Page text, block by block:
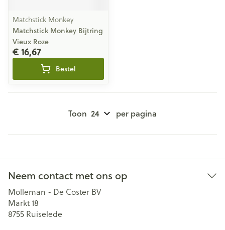
Matchstick Monkey
Matchstick Monkey Bijtring
Vieux Roze
€ 16,67
Bestel
Toon per pagina
Neem contact met ons op
Molleman - De Coster BV
Markt 18
8755 Ruiselede